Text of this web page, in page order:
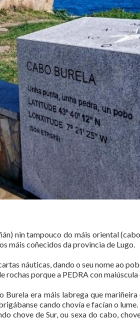
nin tampouco do máis oriental
máis coñecidos da provincia de Lugo.
náuticas, dando o seu nome ao
rochas porque a PEDRA con
era máis labrega que
cando chovía e facían o
chove de Sur, ou sexa do cabo,